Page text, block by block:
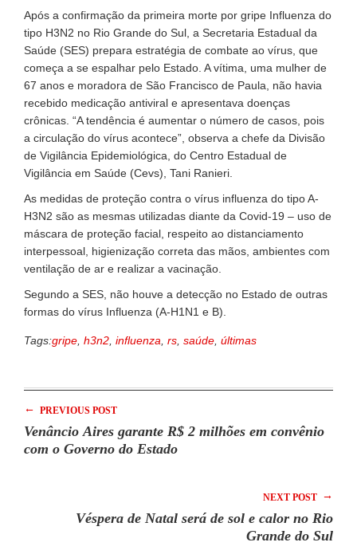
Após a confirmação da primeira morte por gripe Influenza do
tipo H3N2 no Rio Grande do Sul, a Secretaria Estadual da
Saúde (SES) prepara estratégia de combate ao vírus, que
começa a se espalhar pelo Estado. A vítima, uma mulher de
67 anos e moradora de São Francisco de Paula, não havia
recebido medicação antiviral e apresentava doenças
crônicas. “A tendência é aumentar o número de casos, pois
a circulação do vírus acontece”, observa a chefe da Divisão
de Vigilância Epidemiológica, do Centro Estadual de
Vigilância em Saúde (Cevs), Tani Ranieri.
As medidas de proteção contra o vírus influenza do tipo A-
H3N2 são as mesmas utilizadas diante da Covid-19 – uso de
máscara de proteção facial, respeito ao distanciamento
interpessoal, higienização correta das mãos, ambientes com
ventilação de ar e realizar a vacinação.
Segundo a SES, não houve a detecção no Estado de outras
formas do vírus Influenza (A-H1N1 e B).
Tags:gripe h3n2 influenza rs saúde últimas
← PREVIOUS POST
Venâncio Aires garante R$ 2 milhões em convênio
com o Governo do Estado
NEXT POST →
Véspera de Natal será de sol e calor no Rio
Grande do Sul